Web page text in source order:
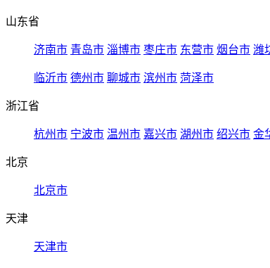
山东省
济南市 青岛市 淄博市 枣庄市 东营市 烟台市 潍
临沂市 德州市 聊城市 滨州市 菏泽市
浙江省
杭州市 宁波市 温州市 嘉兴市 湖州市 绍兴市 金
北京
北京市
天津
天津市